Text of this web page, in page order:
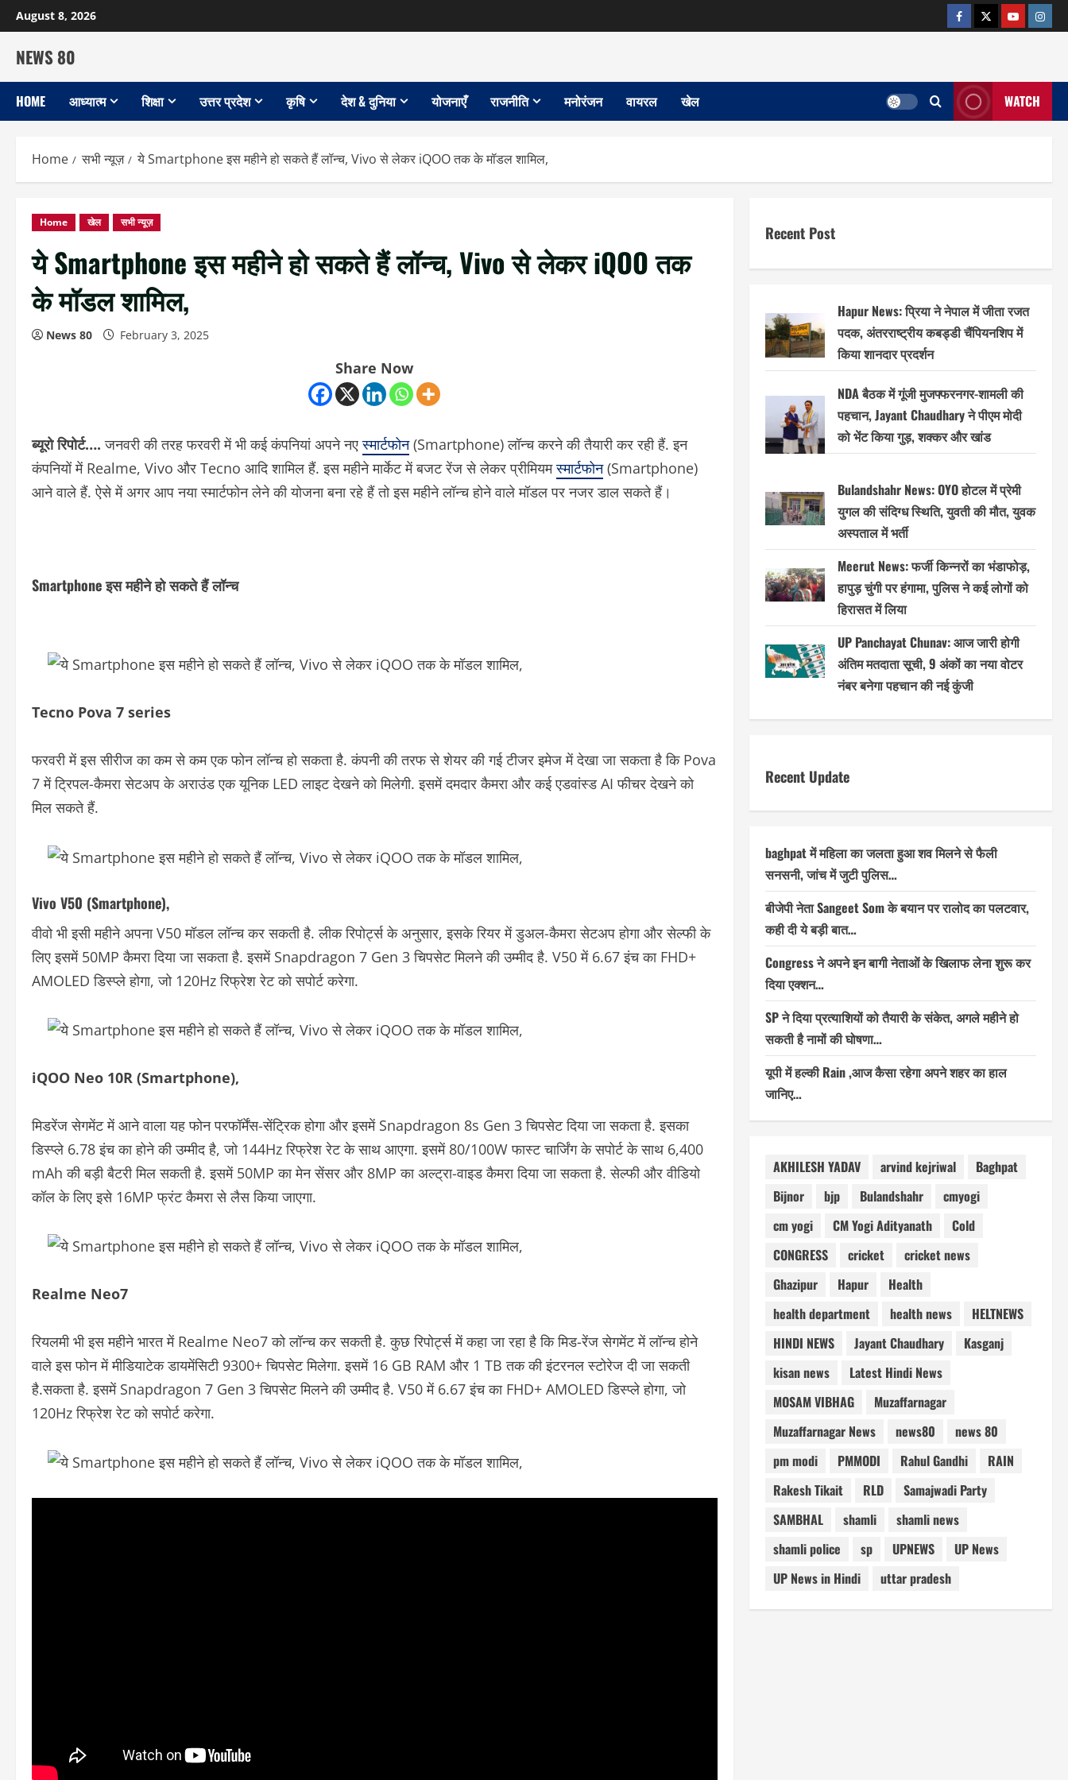
Skip
to
content
August 8, 2026 facebooktwitter
NEWS 80
HOME आध्यात्म शिक्षा उत्तर प्रदेश कृषि देश & दुनिया योजनाएँ राजनीति मनोरंजन वायरल खेल WATCH
Home सभी न्यूज़ ये Smartphone इस महीने हो सकते हैं लॉन्च, Vivo से लेकर iQOO तक के मॉडल शामिल,
Home खेल सभी न्यूज़
ये Smartphone इस महीने हो सकते हैं लॉन्च, Vivo से लेकर iQOO तक
के मॉडल शामिल,
News 80 February 3, 2025
Share Now
ब्यूरो रिपोर्ट…. जनवरी की तरह फरवरी में भी कई कंपनियां अपने नएस्मार्टफोन(Smartphone) लॉन्च करने की तैयारी कर रही हैं. इन
कंपनियों में Realme, Vivo और Tecno आदि शामिल हैं. इस महीने मार्केट में बजट रेंज से लेकर प्रीमियमस्मार्टफोन(Smartphone)
आने वाले हैं. ऐसे में अगर आप नया स्मार्टफोन लेने की योजना बना रहे हैं तो इस महीने लॉन्च होने वाले मॉडल पर नजर डाल सकते हैं।
Smartphone इस महीने हो सकते हैं लॉन्च
Tecno Pova 7 series
फरवरी में इस सीरीज का कम से कम एक फोन लॉन्च हो सकता है. कंपनी की तरफ से शेयर की गई टीजर इमेज में देखा जा सकता है कि Pova
7 में ट्रिपल-कैमरा सेटअप के अराउंड एक यूनिक LED लाइट देखने को मिलेगी. इसमें दमदार कैमरा और कई एडवांस्ड AI फीचर देखने को
मिल सकते हैं.
Vivo V50 (Smartphone),
वीवो भी इसी महीने अपना V50 मॉडल लॉन्च कर सकती है. लीक रिपोर्ट्स के अनुसार, इसके रियर में डुअल-कैमरा सेटअप होगा और सेल्फी के
लिए इसमें 50MP कैमरा दिया जा सकता है. इसमें Snapdragon 7 Gen 3 चिपसेट मिलने की उम्मीद है. V50 में 6.67 इंच का FHD+
AMOLED डिस्प्ले होगा, जो 120Hz रिफ्रेश रेट को सपोर्ट करेगा.
iQOO Neo 10R (Smartphone),
मिडरेंज सेगमेंट में आने वाला यह फोन परफॉर्मेंस-सेंट्रिक होगा और इसमें Snapdragon 8s Gen 3 चिपसेट दिया जा सकता है. इसका
डिस्प्ले 6.78 इंच का होने की उम्मीद है, जो 144Hz रिफ्रेश रेट के साथ आएगा. इसमें 80/100W फास्ट चार्जिंग के सपोर्ट के साथ 6,400
mAh की बड़ी बैटरी मिल सकती है. इसमें 50MP का मेन सेंसर और 8MP का अल्ट्रा-वाइड कैमरा दिया जा सकता है. सेल्फी और वीडियो
कॉल के लिए इसे 16MP फ्रंट कैमरा से लैस किया जाएगा.
Realme Neo7
रियलमी भी इस महीने भारत में Realme Neo7 को लॉन्च कर सकती है. कुछ रिपोर्ट्स में कहा जा रहा है कि मिड-रेंज सेगमेंट में लॉन्च होने
वाले इस फोन में मीडियाटेक डायमेंसिटी 9300+ चिपसेट मिलेगा. इसमें 16 GB RAM और 1 TB तक की इंटरनल स्टोरेज दी जा सकती
है.सकता है. इसमें Snapdragon 7 Gen 3 चिपसेट मिलने की उम्मीद है. V50 में 6.67 इंच का FHD+ AMOLED डिस्प्ले होगा, जो
120Hz रिफ्रेश रेट को सपोर्ट करेगा.
Recent Post
Hapur News: प्रिया ने नेपाल में जीता रजत
पदक, अंतरराष्ट्रीय कबड्डी चैंपियनशिप में
किया शानदार प्रदर्शन
NDA बैठक में गूंजी मुजफ्फरनगर-शामली की
पहचान, Jayant Chaudhary ने पीएम मोदी
को भेंट किया गुड़, शक्कर और खांड
Bulandshahr News: OYO होटल में प्रेमी
युगल की संदिग्ध स्थिति, युवती की मौत, युवक
अस्पताल में भर्ती
Meerut News: फर्जी किन्नरों का भंडाफोड़,
हापुड़ चुंगी पर हंगामा, पुलिस ने कई लोगों को
हिरासत में लिया
UP Panchayat Chunav: आज जारी होगी
अंतिम मतदाता सूची, 9 अंकों का नया वोटर
नंबर बनेगा पहचान की नई कुंजी
Recent Update
baghpat में महिला का जलता हुआ शव मिलने से फैली
सनसनी, जांच में जुटी पुलिस…
बीजेपी नेता Sangeet Som के बयान पर रालोद का पलटवार,
कही दी ये बड़ी बात…
Congress ने अपने इन बागी नेताओं के खिलाफ लेना शुरू कर
दिया एक्शन…
SP ने दिया प्रत्याशियों को तैयारी के संकेत, अगले महीने हो
सकती है नामों की घोषणा…
यूपी में हल्की Rain ,आज कैसा रहेगा अपने शहर का हाल
जानिए…
AKHILESH YADAV arvind kejriwal
Baghpat
Bijnor
bjp Bulandshahr
cmyogi
cm yogi
CM Yogi Adityanath
Cold
CONGRESS
cricket
cricket news
Ghazipur
Hapur
Health
health department
health news
HELTNEWS
HINDI NEWS
Jayant Chaudhary
Kasganj
kisan news
Latest Hindi News
MOSAM VIBHAG
Muzaffarnagar
Muzaffarnagar News
news80
news 80
pm modi
PMMODI Rahul Gandhi
RAIN
Rakesh Tikait
RLD
Samajwadi Party
SAMBHAL
shamli
shamli news
shamli police
sp UPNEWS
UP News
UP News in Hindi
uttar pradesh